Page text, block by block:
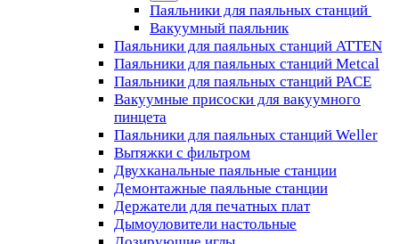
Паяльники для паяльных станций
Вакуумный паяльник
Паяльники для паяльных станций ATTEN
Паяльники для паяльных станций Metcal
Паяльники для паяльных станций PACE
Вакуумные присоски для вакуумного
пинцета
Паяльники для паяльных станций Weller
Вытяжки с фильтром
Двухканальные паяльные станции
Демонтажные паяльные станции
Держатели для печатных плат
Дымоуловители настольные